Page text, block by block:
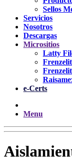
Sellos
Servicios
Nosotros
Descargas
Micrositios
Latty
e-Certs
Menu